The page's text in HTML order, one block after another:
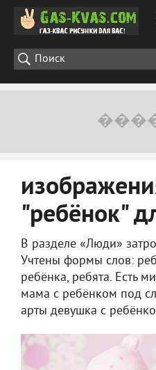
"ребёнок"
В разделе «Люди»
Учтены формы слов:
ребёнка, ребята. Есть
мама с ребёнком под
арты девушка с